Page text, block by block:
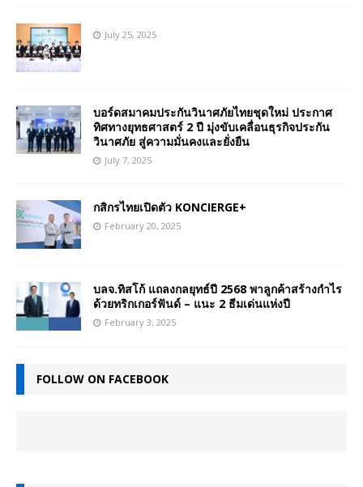
July 25, 2025
บอร์ดสมาคมประกันวินาศภัยไทยชุดใหม่ ประกาศ
ทิศทางยุทธศาสตร์ 2 ปี มุ่งขับเคลื่อนธุรกิจประกัน
วินาศภัย สู่ความมั่นคงและยั่งยืน
July 7, 2025
กสิกรไทยเปิดตัว KONCIERGE+
February 20, 2025
บลจ.ทิสโก้ แถลงกลยุทธ์ปี 2568 พาลูกค้าสร้างกำไร
ด้วยทริกเกอร์ฟันด์ – แนะ 2 ธีมเด่นแห่งปี
February 3, 2025
FOLLOW ON FACEBOOK